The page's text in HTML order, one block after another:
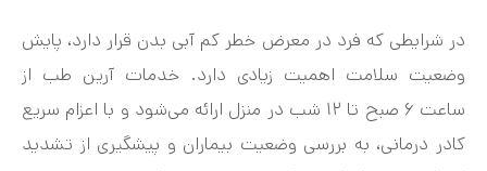
در شرایطی که فرد در معرض خطر کم‌ آبی بدن قرار دارد، پایش
وضعیت سلامت اهمیت زیادی دارد. خدمات آرین طب از
ساعت ۶ صبح تا ۱۲ شب در منزل ارائه می‌شود و با اعزام سریع
کادر درمانی، به بررسی وضعیت بیماران و پیشگیری از تشدید